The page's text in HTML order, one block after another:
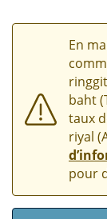
En
baht
taux
riyal
pour